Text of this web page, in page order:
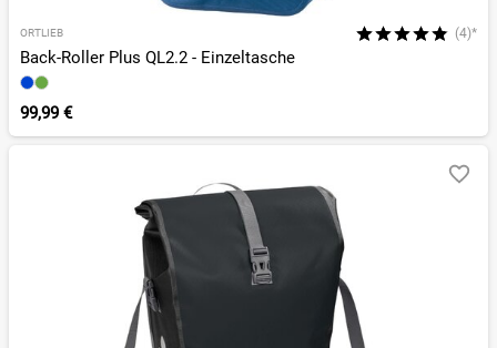
ORTLIEB (4)*
Back-Roller Plus QL2.2 - Einzeltasche
99,99 €